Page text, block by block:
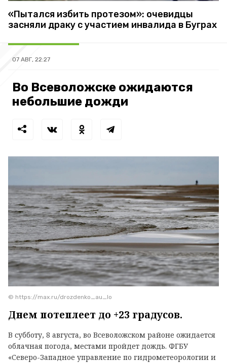
«Пытался избить протезом»: очевидцы
засняли драку с участием инвалида в Буграх
07 АВГ, 22:27
Во Всеволожске ожидаются
небольшие дожди
© https://max.ru/drozdenko_au_lo
Днем потеплеет до +23 градусов.
В субботу, 8 августа, во Всеволожском районе ожидается
облачная погода, местами пройдет дождь. ФГБУ
«Северо-Западное управление по гидрометеорологии и